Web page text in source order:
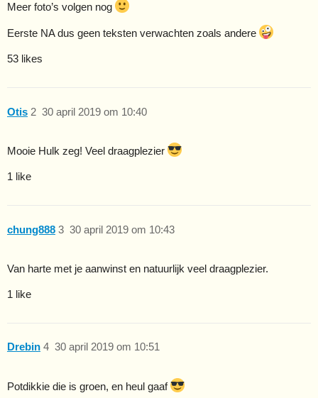
Meer foto’s volgen nog
Eerste NA dus geen teksten verwachten zoals andere
53 likes
Otis 30 april 2019 om 10:40
2
Mooie Hulk zeg! Veel draagplezier
1 like
chung888 30 april 2019 om 10:43
3
Van harte met je aanwinst en natuurlijk veel draagplezier.
1 like
Drebin 30 april 2019 om 10:51
4
Potdikkie die is groen, en heul gaaf